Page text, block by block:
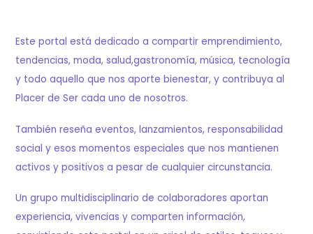
Este portal está dedicado a compartir emprendimiento,
tendencias, moda, salud,gastronomía, música, tecnología
y todo aquello que nos aporte bienestar, y contribuya al
Placer de Ser cada uno de nosotros.
También reseña eventos, lanzamientos, responsabilidad
social y esos momentos especiales que nos mantienen
activos y positivos a pesar de cualquier circunstancia.
Un grupo multidisciplinario de colaboradores aportan
experiencia, vivencias y comparten información,